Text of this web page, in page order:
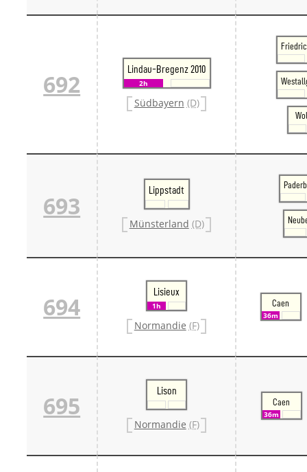
692
Lindau-Bregenz 2010
2h
Südbayern (D)
693
Lippstadt
Münsterland (D)
694
Lisieux
1h
Normandie (F)
Caen
36m
695
Lison
Normandie (F)
Caen
36m